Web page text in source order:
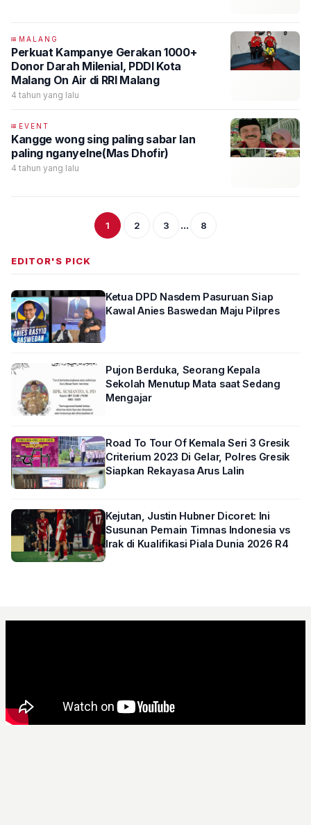
MALANG
Perkuat Kampanye Gerakan 1000+
Donor Darah Milenial, PDDI Kota
Malang On Air di RRI Malang
4 tahun yang lalu
EVENT
Kangge wong sing paling sabar lan
paling nganyelne(Mas Dhofir)
4 tahun yang lalu
1 2 3 ... 8
EDITOR'S PICK
Ketua DPD Nasdem Pasuruan Siap
Kawal Anies Baswedan Maju Pilpres
Pujon Berduka, Seorang Kepala
Sekolah Menutup Mata saat Sedang
Mengajar
Road To Tour Of Kemala Seri 3 Gresik
Criterium 2023 Di Gelar, Polres Gresik
Siapkan Rekayasa Arus Lalin
Kejutan, Justin Hubner Dicoret: Ini
Susunan Pemain Timnas Indonesia vs
Irak di Kualifikasi Piala Dunia 2026 R4